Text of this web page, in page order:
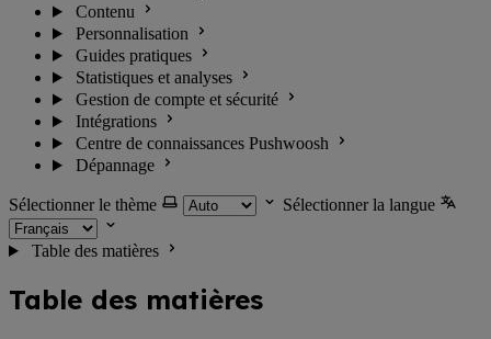
Contenu
Personnalisation
Guides pratiques
Statistiques et analyses
Gestion de compte et sécurité
Intégrations
Centre de connaissances Pushwoosh
Dépannage
Sélectionner le thème Sélectionner la langue
Table des matières
Table des matières